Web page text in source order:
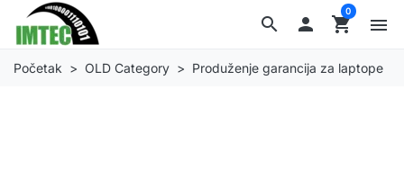
search  shopping_cart
0
menu
Početak OLD Category Produženje garancija za laptope